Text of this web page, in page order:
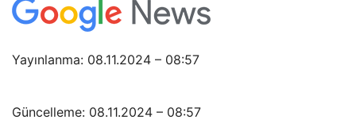
Yayınlanma: 08.11.2024 – 08:57
Güncelleme: 08.11.2024 – 08:57